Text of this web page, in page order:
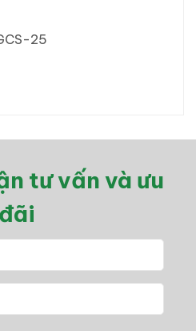
25
tư vấn và ưu
đãi